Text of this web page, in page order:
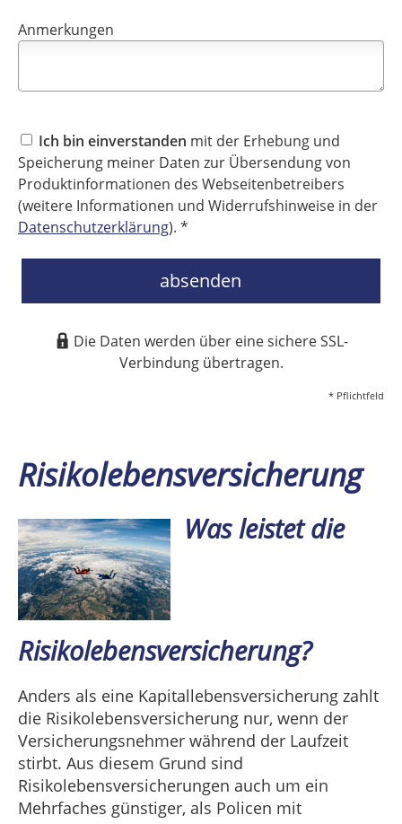
Anmerkungen
Ich bin einverstanden mit der Erhebung und
Speicherung meiner Daten zur Übersendung von
Produktinformationen des Webseitenbetreibers
(weitere Informationen und Widerrufshinweise in der
Datenschutzerklärung). *
absenden
Die Daten werden über eine sichere SSL-
Verbindung übertragen.
* Pflichtfeld
Risikolebensversicherung
Was leistet die
Risikolebensversicherung?
Anders als eine Kapitallebensversicherung zahlt
die Risikolebensversicherung nur, wenn der
Versicherungsnehmer während der Laufzeit
stirbt. Aus diesem Grund sind
Risikolebensversicherungen auch um ein
Mehrfaches günstiger, als Policen mit